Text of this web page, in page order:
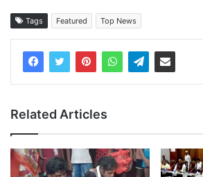
Tags Featured Top News
Related Articles